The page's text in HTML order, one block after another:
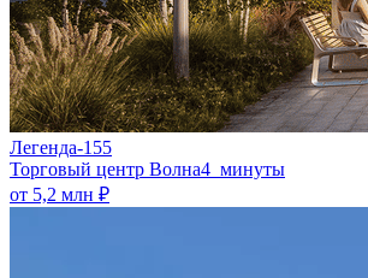
Легенда-155
​Торговый центр Волна4 минуты
от 5,2 млн ₽